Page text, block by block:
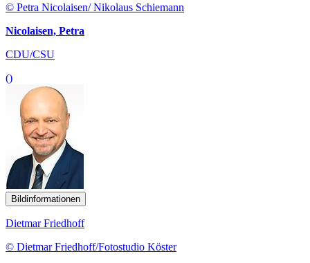
© Petra Nicolaisen/ Nikolaus Schiemann
Nicolaisen, Petra
CDU/CSU
()
Bildinformationen
Dietmar Friedhoff
© Dietmar Friedhoff/Fotostudio Köster